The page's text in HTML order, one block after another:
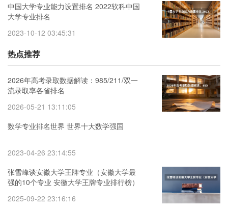
中国大学专业能力设置排名 2022软科中国
大学专业排名
2023-10-12 03:45:31
热点推荐
2026年高考录取数据解读：985/211/双一
流录取率各省排名
2026-05-21 13:11:05
数学专业排名世界 世界十大数学强国
2023-04-26 23:14:55
张雪峰谈安徽大学王牌专业（安徽大学最
强的10个专业 安徽大学王牌专业排行榜）
2025-09-22 23:16:16